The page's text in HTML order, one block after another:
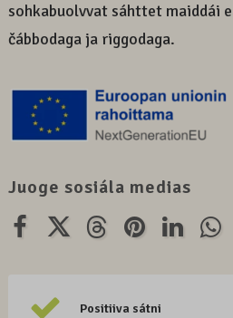
sohkabuolvvat sáhttet maiddái
čábbodaga ja riggodaga.
Juoge sosiála medias
Positiiva sátni